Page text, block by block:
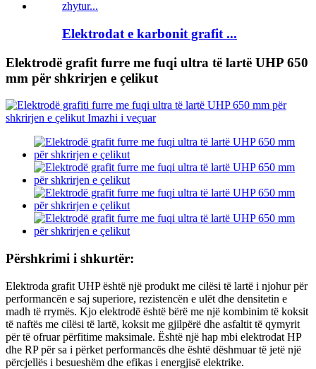
Elektrodat e karbonit grafit ...
Elektrodë grafit furre me fuqi ultra të lartë UHP 650
mm për shkrirjen e çelikut
Përshkrimi i shkurtër:
Elektroda grafit UHP është një produkt me cilësi të lartë i njohur për
performancën e saj superiore, rezistencën e ulët dhe densitetin e
madh të rrymës. Kjo elektrodë është bërë me një kombinim të koksit
të naftës me cilësi të lartë, koksit me gjilpërë dhe asfaltit të qymyrit
për të ofruar përfitime maksimale. Është një hap mbi elektrodat HP
dhe RP për sa i përket performancës dhe është dëshmuar të jetë një
përcjellës i besueshëm dhe efikas i energjisë elektrike.